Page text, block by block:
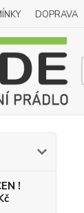
DOPRAVA
!